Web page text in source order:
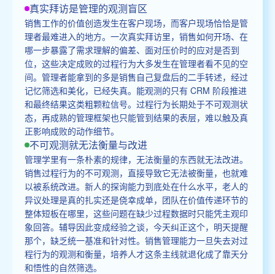
真实拜访是管理的观测盲区
销售工作的价值创造发生在客户现场，而客户现场恰恰是管
理者最难进入的地方。一次真实拜访里，销售如何开场、在
哪一步暴露了需求理解的偏差、面对压价时的应对是否到
位，这些决定成败的过程行为大多发生在管理者看不见的空
间。管理者能拿到的多是销售自己复盘后的二手转述，经过
记忆筛选和美化，已经失真。能观测的只有 CRM 阶段推进
和最终结果这类粗颗粒信号。过程行为长期处于不可观测状
态，再成熟的管理框架也只能管到结果的表层，难以触及真
正影响成败的动作细节。
不可观测就无法衡量与改进
管理学里有一条朴素的规律，无法衡量的东西就无法改进。
销售过程行为的不可观测，直接导致它无法被衡量，也就难
以被系统改进。新人的探询能力到底处在什么水平，老人的
异议处理是真的扎实还是侥幸成单，团队在价值传递环节的
整体短板在哪里，这些问题在缺少过程数据时只能凭主观印
象回答。辅导因此变成经验之谈，今天纠正这个，明天提醒
那个，缺乏统一基准和针对性。销售管理能力一旦失去对过
程行为的观测和衡量，培养人才这条主线就退化成了靠天分
和悟性的自然筛选。